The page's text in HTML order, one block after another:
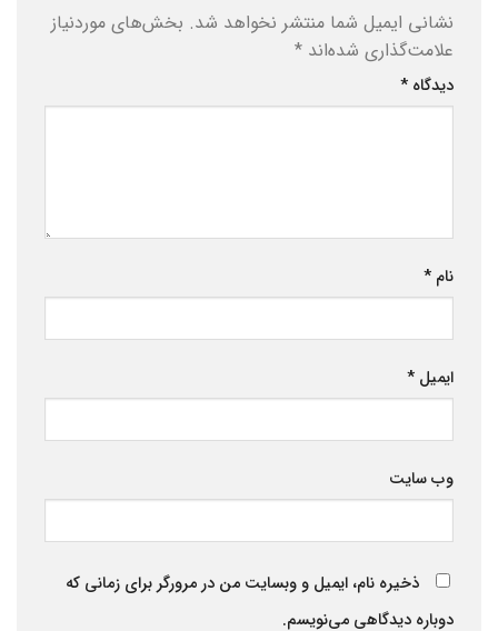
نشانی ایمیل شما منتشر نخواهد شد. بخش‌های موردنیاز
علامت‌گذاری شده‌اند *
دیدگاه *
نام *
ایمیل *
وب‌ سایت
ذخیره نام، ایمیل و وبسایت من در مرورگر برای زمانی که
دوباره دیدگاهی می‌نویسم.